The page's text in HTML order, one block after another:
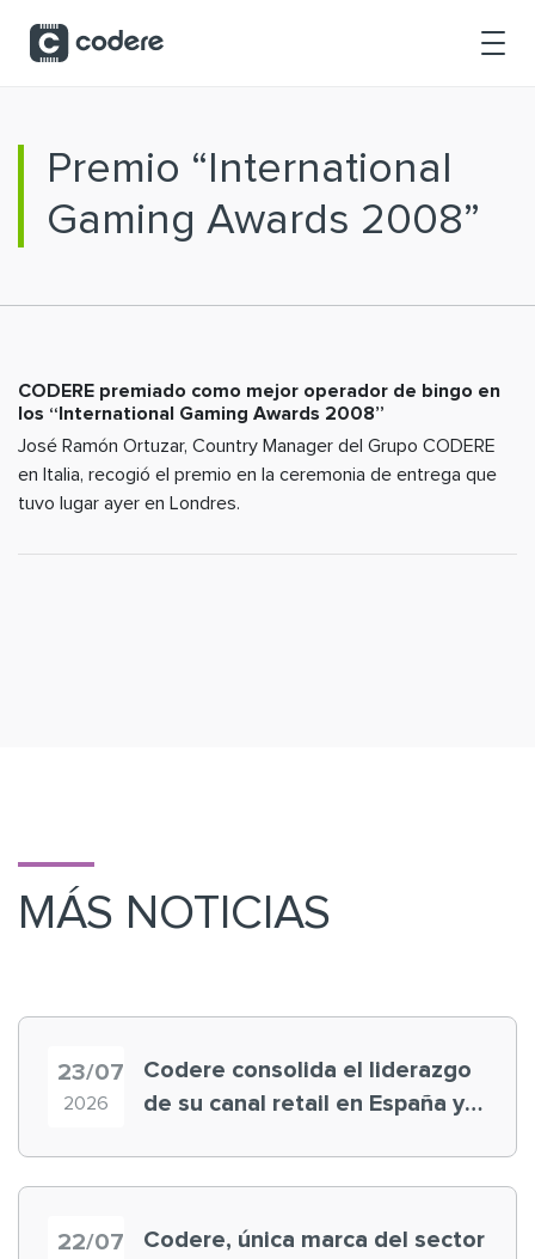
Premio “International
Gaming Awards 2008”
CODERE premiado como mejor operador de bingo en
los “International Gaming Awards 2008”
José Ramón Ortuzar, Country Manager del Grupo CODERE
en Italia, recogió el premio en la ceremonia de entrega que
tuvo lugar ayer en Londres.
MÁS NOTICIAS
23/07
2026
Codere consolida el liderazgo
de su canal retail en España y
22/07
Codere, única marca del sector